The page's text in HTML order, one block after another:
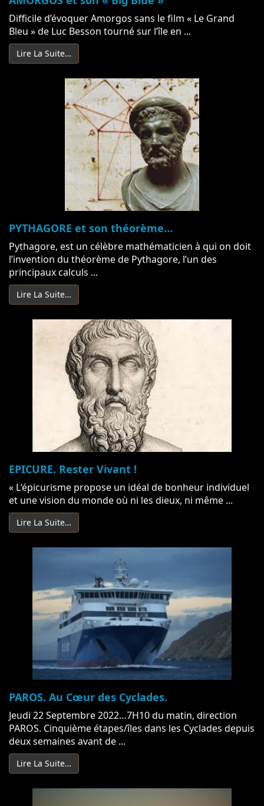
Difficile d’évoquer Amorgos sans le film « Le Grand
Bleu » de Luc Besson tourné sur l’île en ...
Lire La Suite…
PYTHAGORE et son théorème…
Pythagore, est un célèbre mathématicien à qui on doit
l’invention du théorème de Pythagore, l’un des
principaux calculs ...
Lire La Suite…
EPICURE. Rester Vivant !
« L‘épicurisme propose un idéal de bonheur individuel
et une vision du monde où ni les dieux, ni même ...
Lire La Suite…
PAROS. Au Cœur des Cyclades.
Jeudi 22 Septembre 2022…7H10 du matin, direction
PAROS. Cinquième étapes/îles dans les Cyclades depuis
deux semaines avant de ...
Lire La Suite…